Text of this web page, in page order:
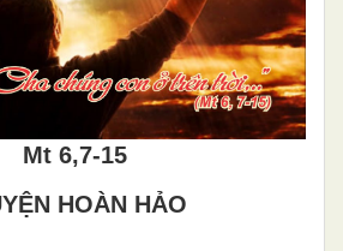
Mt 6,7-15
HOÀN HẢO